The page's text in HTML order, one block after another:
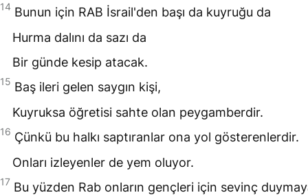
14 Bunun için RAB İsrail'den başı da kuyruğu da
Hurma dalını da sazı da
Bir günde kesip atacak.
15 Baş ileri gelen saygın kişi,
Kuyruksa öğretisi sahte olan peygamberdir.
16 Çünkü bu halkı saptıranlar ona yol gösterenlerdir.
Onları izleyenler de yem oluyor.
17 Bu yüzden Rab onların gençleri için sevinç